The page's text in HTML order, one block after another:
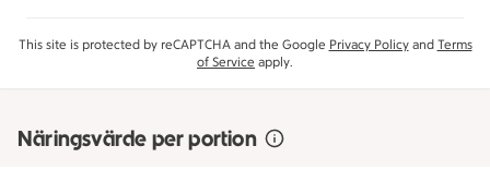
This site is protected by reCAPTCHA and the Google Privacy Policyand Terms
of Service apply.
Näringsvärde per portion